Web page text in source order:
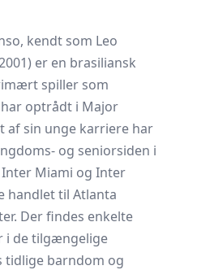
kendt som Leo
er en brasiliansk
spiller som
optrådt i Major
af sin unge karriere har
og seniorsiden i
Miami og Inter
handlet til Atlanta
Der findes enkelte
i de tilgængelige
tidlige barndom og